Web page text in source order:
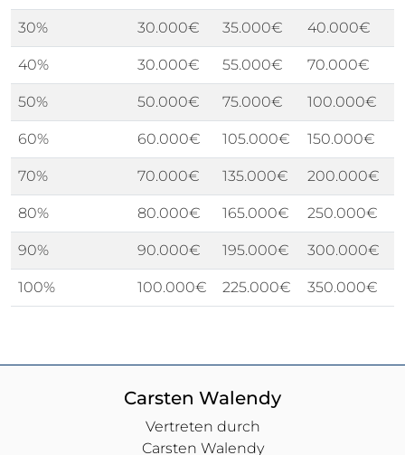
30% 30.000€ 35.000€ 40.000€
40% 30.000€ 55.000€ 70.000€
50% 50.000€ 75.000€ 100.000€
60% 60.000€ 105.000€ 150.000€
70% 70.000€ 135.000€ 200.000€
80% 80.000€ 165.000€ 250.000€
90% 90.000€ 195.000€ 300.000€
100% 100.000€ 225.000€ 350.000€
Carsten Walendy
Vertreten durch
Carsten Walendy